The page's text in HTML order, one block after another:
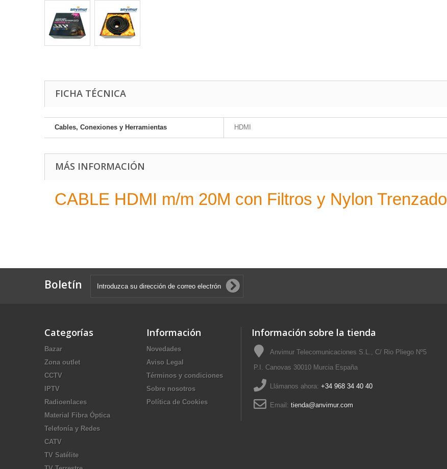
FICHA TÉCNICA
Cables, Conexiones y Herramientas HDMI
MÁS INFORMACIÓN
CABLE HDMI m/m 20M con Filtros y Nylon Trenzado
Boletín
Categorías
Bazar
Zona outlet
CCTV
IPTV
Radioenlaces
Material Fibra Óptica
Telefonía y Redes
CATV
TV Satélite
Información
Novedades
Aviso Legal
Términos y condiciones
Sobre nosotros
Política de Cookies
Información sobre la tienda
Anvimur Telecomunicaciones S.L., C/ Rio Pliego Nº5
P.I. Canovas 30010 Murcia España
Llámanos ahora: +34 968 34 40 40
Email: tienda@anvimur.com